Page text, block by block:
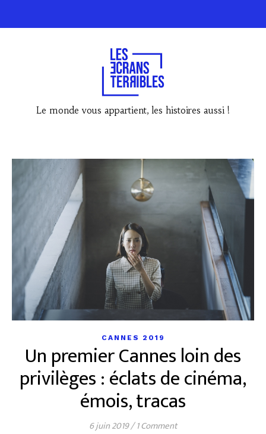
Le monde vous appartient, les histoires aussi !
CANNES 2019
Un premier Cannes loin des
privilèges : éclats de cinéma,
émois, tracas
6 juin 2019/ 1 Comment